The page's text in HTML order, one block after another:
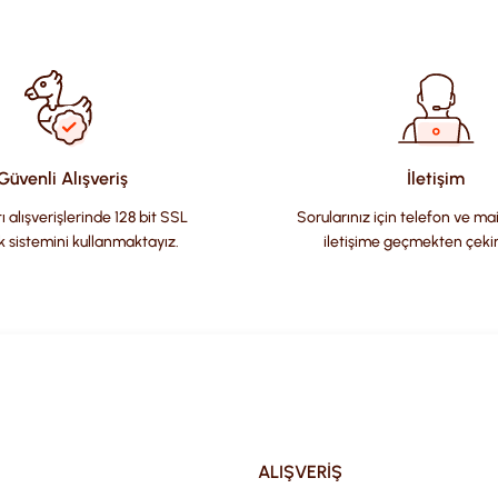
Alışveriş
alışverişlerinde 128 bit SSL
sistemini kullanmaktayız.
İletişim
Sorularınız için telefon ve
iletişime geçmekten
ALIŞVERİŞ